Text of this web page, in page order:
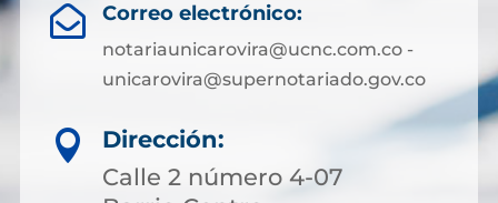
 Correo electrónico:
notariaunicarovira@ucnc.com.co -
unicarovira@supernotariado.gov.co

Dirección:
Calle 2 número 4-07